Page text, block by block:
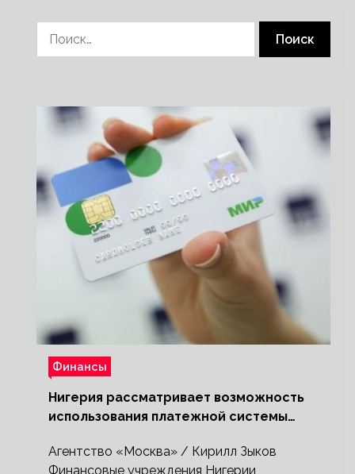
Финансы
Нигерия рассматривает возможность
использования платежной системы
Агентство «Москва» / Кирилл Зыков
Финансовые учреждения Нигерии